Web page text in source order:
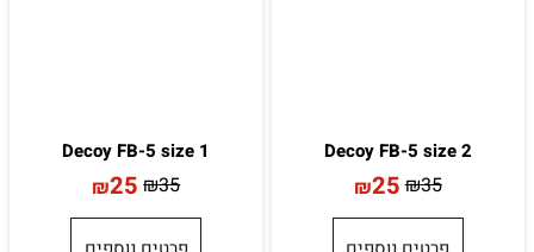
Decoy FB-5 size 2
₪35
₪25
Decoy FB-5 size 1
₪35
₪25